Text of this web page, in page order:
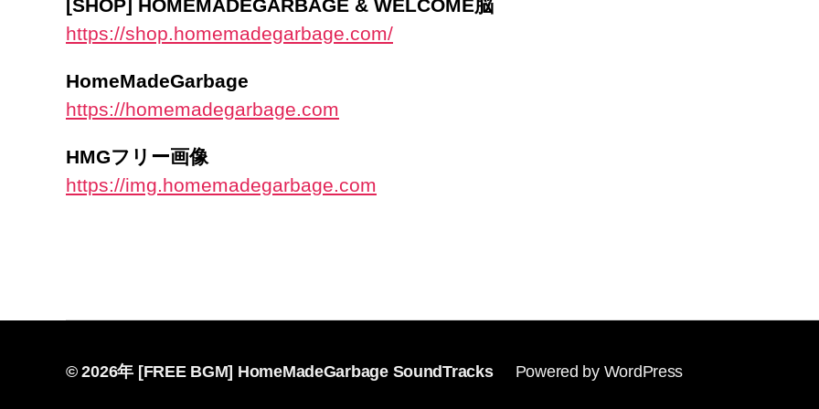
[SHOP] HOMEMADEGARBAGE & WELCOME脳
https://shop.homemadegarbage.com/
HomeMadeGarbage
https://homemadegarbage.com
HMGフリー画像
https://img.homemadegarbage.com
© 2026年 [FREE BGM] HomeMadeGarbage SoundTracks Powered by WordPress